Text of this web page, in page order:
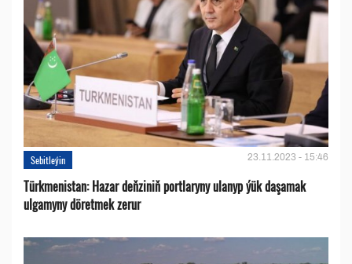
Sebitleýin 23.11.2023 - 15:46
Türkmenistan: Hazar deňziniň portlaryny ulanyp ýük daşamak
ulgamyny döretmek zerur